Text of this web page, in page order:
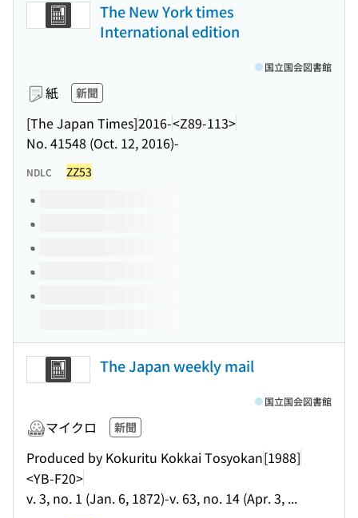
The New York times
International edition
紙 新聞
[The Japan Times]2016-<Z89-113>
No. 41548 (Oct. 12, 2016)-
国立国会図書館
NDLC ZZ53
このタイトルの巻号
The Japan weekly mail
マイクロ 新聞
Produced by Kokuritu Kokkai Tosyokan[1988]
<YB-F20>
v. 3, no. 1 (Jan. 6, 1872)-v. 63, no. 14 (Apr. 3, ...
国立国会図書館